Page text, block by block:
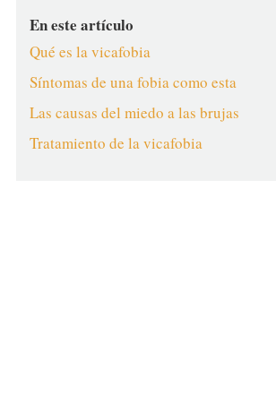
En este artículo
Qué es la vicafobia
Síntomas de una fobia como esta
Las causas del miedo a las brujas
Tratamiento de la vicafobia